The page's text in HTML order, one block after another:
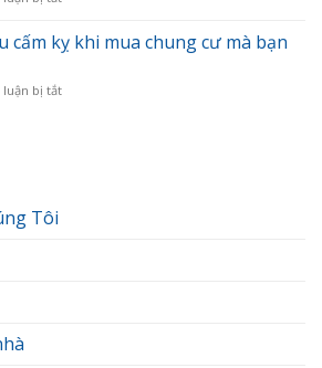
đánh
đơn
chuyển
thủy
thu
tài
thời
điểm
nhà
cấm kỵ khi mua chung cư mà bạn
luận bị tắtở
Tôi